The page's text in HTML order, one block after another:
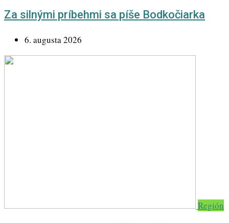
Za silnými príbehmi sa píše Bodkočiarka
6. augusta 2026
Región